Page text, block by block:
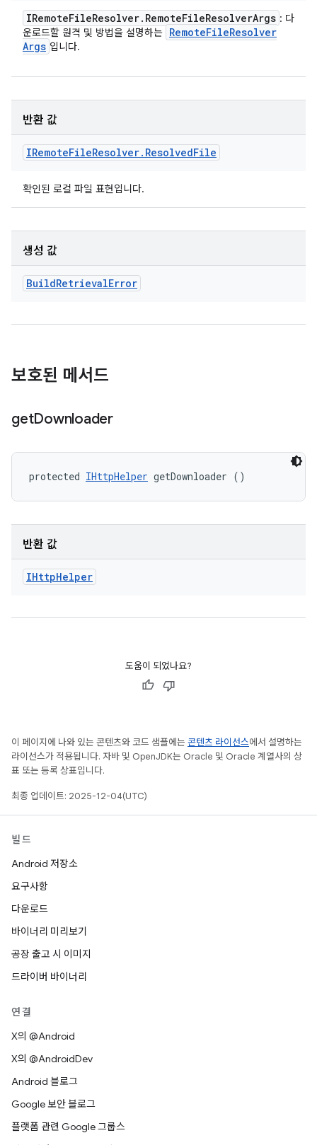
IRemoteFileResolver. RemoteFileResolverArgs : 다
운로드할 원격 및 방법을 설명하는 RemoteFileResolver
Args 입니다.
반환 값
IRemoteFileResolver. ResolvedFile
확인된 로컬 파일 표현입니다.
생성 값
BuildRetrievalError
보호된 메서드
getDownloader
protected IHttpHelper getDownloader ()
반환 값
IHttpHelper
도움이 되었나요?
이 페이지에 나와 있는 콘텐츠와 코드 샘플에는 콘텐츠 라이선스에서 설명하는
라이선스가 적용됩니다. 자바 및 OpenJDK는 Oracle 및 Oracle 계열사의 상
표 또는 등록 상표입니다.
최종 업데이트: 2025-12-04(UTC)
빌드
Android 저장소
요구사항
다운로드
바이너리 미리보기
공장 출고 시 이미지
드라이버 바이너리
연결
X의 @Android
X의 @AndroidDev
Android 블로그
Google 보안 블로그
플랫폼 관련 Google 그룹스